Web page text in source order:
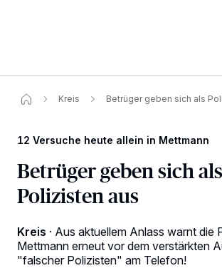
Kreis Betrüger geben sich als
12 Versuche heute allein in Mettmann
Betrüger geben sich als
Polizisten aus
Kreis · Aus aktuellem Anlass warnt die
Mettmann erneut vor dem verstärkten
"falscher Polizisten" am Telefon!